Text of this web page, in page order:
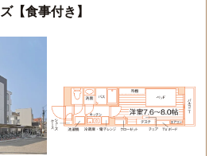
【食事付き】